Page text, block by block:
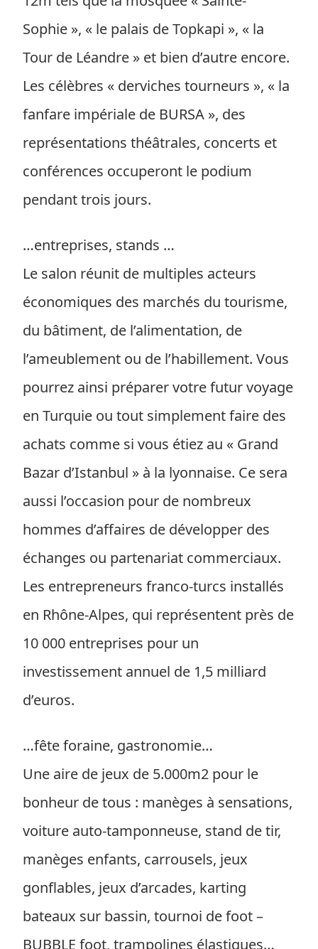
Sophie », « le palais de Topkapi », « la
Tour de Léandre » et bien d’autre encore.
Les célèbres « derviches tourneurs », « la
fanfare impériale de BURSA », des
représentations théâtrales, concerts et
conférences occuperont le podium
pendant trois jours.
…entreprises, stands …
Le salon réunit de multiples acteurs
économiques des marchés du tourisme,
du bâtiment, de l’alimentation, de
l’ameublement ou de l’habillement. Vous
pourrez ainsi préparer votre futur voyage
en Turquie ou tout simplement faire des
achats comme si vous étiez au « Grand
Bazar d’Istanbul » à la lyonnaise. Ce sera
aussi l’occasion pour de nombreux
hommes d’affaires de développer des
échanges ou partenariat commerciaux.
Les entrepreneurs franco-turcs installés
en Rhône-Alpes, qui représentent près de
10 000 entreprises pour un
investissement annuel de 1,5 milliard
d’euros.
…fête foraine, gastronomie…
Une aire de jeux de 5.000m2 pour le
bonheur de tous : manèges à sensations,
voiture auto-tamponneuse, stand de tir,
manèges enfants, carrousels, jeux
gonflables, jeux d’arcades, karting
bateaux sur bassin, tournoi de foot –
BUBBLE foot, trampolines élastiques…